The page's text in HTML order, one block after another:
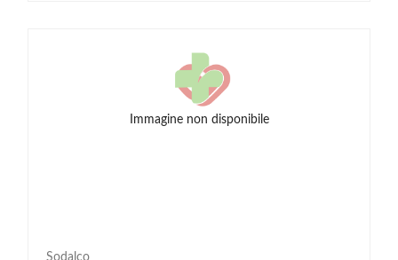
Immagine non disponibile
Sodalco